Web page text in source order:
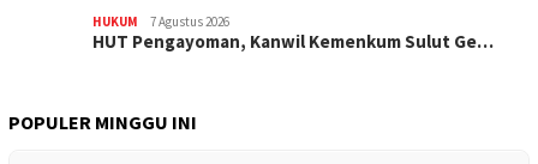
HUKUM 7 Agustus 2026
HUT Pengayoman, Kanwil Kemenkum Sulut Ge…
POPULER MINGGU INI